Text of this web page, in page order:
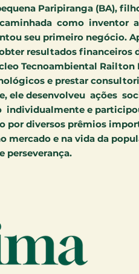
Paripiranga (BA),
como inventor
seu primeiro negócio.
resultados financeiros
Tecnoambiental Railton
e prestar
ele desenvolveu ações
individualmente e
por diversos prêmios
mercado e na vida da
perseverança.